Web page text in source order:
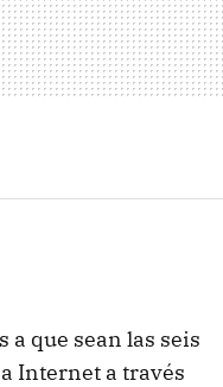
a que sean las seis
Internet a través